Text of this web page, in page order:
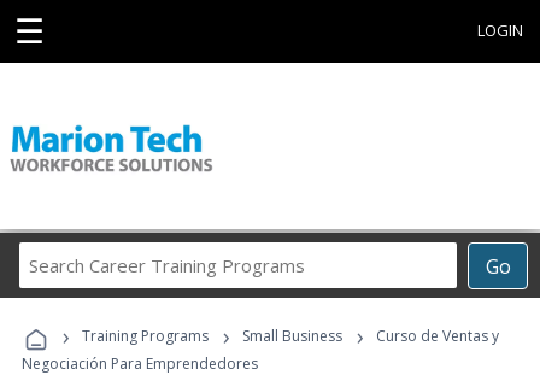
☰ LOGIN
Go
Career
Programs
› Training Programs › Small Business ›
Curso de Ventas y
Negociación Para Emprendedores